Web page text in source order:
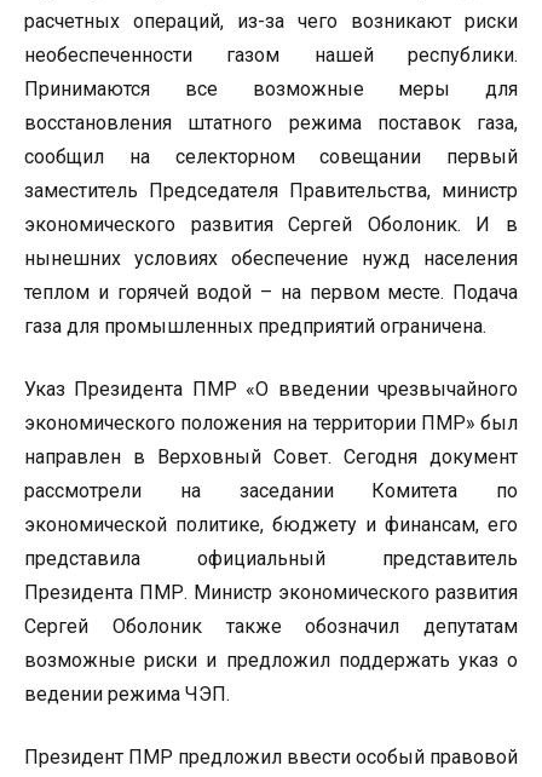
расчетных операций, из-за чего возникают риски
необеспеченности газом нашей республики.
Принимаются все возможные меры для
восстановления штатного режима поставок газа,
сообщил на селекторном совещании первый
заместитель Председателя Правительства, министр
экономического развития Сергей Оболоник. И в
нынешних условиях обеспечение нужд населения
теплом и горячей водой – на первом месте. Подача
газа для промышленных предприятий ограничена.
Указ Президента ПМР «О введении чрезвычайного
экономического положения на территории ПМР» был
направлен в Верховный Совет. Сегодня документ
рассмотрели на заседании Комитета по
экономической политике, бюджету и финансам, его
представила официальный представитель
Президента ПМР. Министр экономического развития
Сергей Оболоник также обозначил депутатам
возможные риски и предложил поддержать указ о
ведении режима ЧЭП.
Президент ПМР предложил ввести особый правовой